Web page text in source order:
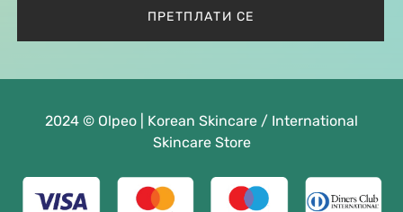
2024 © Olpeo | Korean Skincare / International
Skincare Store